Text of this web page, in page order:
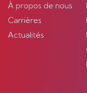
À propos de nous
Carrières
Actualités